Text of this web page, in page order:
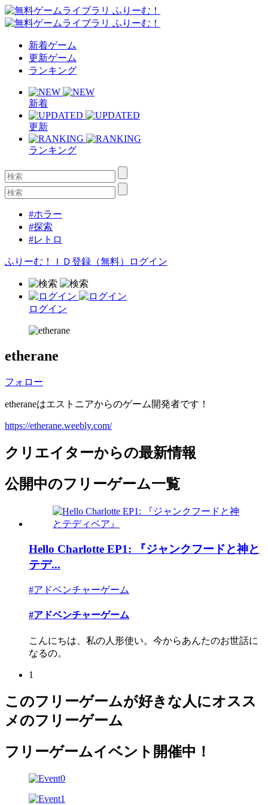
新着ゲーム
更新ゲーム
ランキング
新着
更新
ランキング
#ホラー
#探索
#レトロ
ふりーむ！ＩＤ登録（無料） ログイン
ログイン
etherane
フォロー
etheraneはエストニアからのゲーム開発者です！
https://etherane.weebly.com/
クリエイターからの最新情報
公開中のフリーゲーム一覧
Hello Charlotte EP1: 『ジャンクフードと神と
テデ...
#アドベンチャーゲーム
#アドベンチャーゲーム
こんにちは、私の人形使い。今からあんたのお世話に
なるの。
1
このフリーゲームが好きな人にオスス
メのフリーゲーム
フリーゲームイベント開催中！